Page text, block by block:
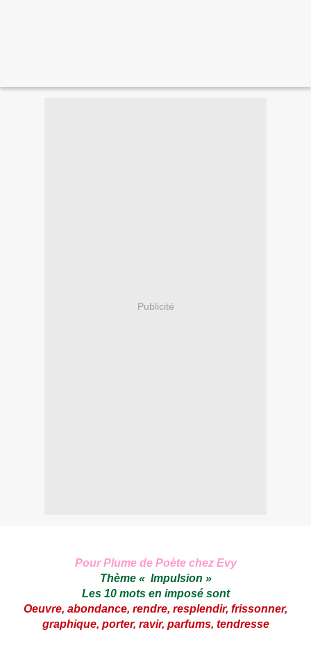
Publicité
Pour Plume de Poète chez Evy
Thème « Impulsion »
Les 10 mots en imposé sont
Oeuvre, abondance, rendre, resplendir, frissonner,
graphique, porter, ravir, parfums, tendresse